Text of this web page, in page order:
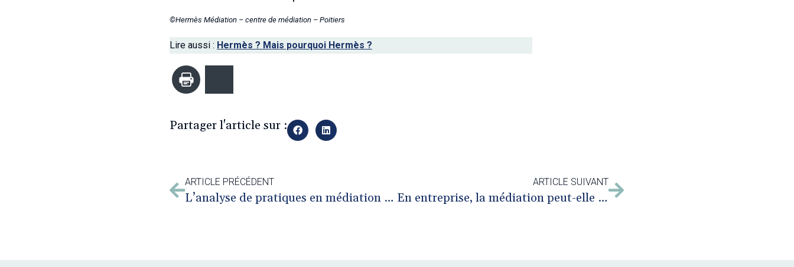
©Hermès Médiation – centre de médiation – Poitiers
Lire aussi : Hermès ? Mais pourquoi Hermès ?
Imprimer
Partager l'article sur :
ARTICLE PRÉCÉDENT
L’analyse de pratiques en médiation et la formation : une garantie !
ARTICLE SUIVANT
En entreprise, la médiation peut-elle s’imposer aux salariés en conflit ?